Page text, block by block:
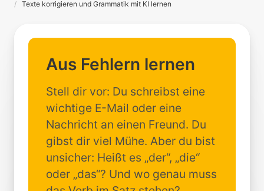
Texte korrigieren und Grammatik mit KI lernen
Aus Fehlern lernen
Stell dir vor: Du schreibst eine
wichtige E-Mail oder eine
Nachricht an einen Freund. Du
gibst dir viel Mühe. Aber du bist
unsicher: Heißt es „der“, „die“
oder „das“? Und wo genau muss